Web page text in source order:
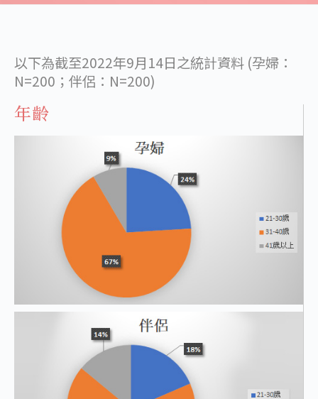
​以下為截至2022年9月14日之統計資料 (孕婦：
N=200；伴侶：N=200)
​年齡